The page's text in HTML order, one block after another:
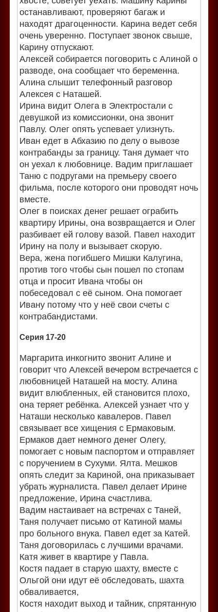
останавливают, проверяют багаж и
находят драгоценности. Карина ведет себя
очень уверенно. Поступает звонок свыше,
Карину отпускают.
Алексей собирается поговорить с Алиной о
разводе, она сообщает что беременна.
Алина слышит телефонный разговор
Алексея с Наташей.
Ирина видит Олега в Электростали с
девушкой из комиссионки, она звонит
Павлу. Олег опять успевает улизнуть.
Иван едет в Абхазию по делу о вывозе
контрабанды за границу. Таня думает что
он уехал к любовнице. Вадим приглашает
Таню с подругами на премьеру своего
фильма, после которого они проводят ночь
вместе.
Олег в поисках денег решает ограбить
квартиру Ирины, она возвращается и Олег
разбивает ей голову вазой. Павел находит
Ирину на полу и вызывает скорую.
Вера, жена погибшего Мишки Калугина,
против того чтобы сын пошел по стопам
отца и просит Ивана чтобы он
побеседовал с её сыном. Она помогает
Ивану потому что у неё свои счеты с
контрабандистами.
Серия 17-20
Маргарита инкогнито звонит Алине и
говорит что Алексей вечером встречается с
любовницей Наташей на мосту. Алина
видит влюбленных, ей становится плохо,
она теряет ребёнка. Алексей узнает что у
Наташи несколько кавалеров. Павел
связывает все хищения с Ермаковым.
Ермаков дает немного денег Олегу,
помогает с новым паспортом и отправляет
с поручением в Сухуми. Ялта. Мешков
опять следит за Кариной, она приказывает
убрать журналиста. Павел делает Ирине
предложение, Ирина счастлива.
Вадим настаивает на встречах с Таней,
Таня получает письмо от Катиной мамы
про больного внука. Павел едет за Катей.
Таня договорилась с лучшими врачами.
Катя живет в квартире у Павла.
Костя падает в старую шахту, вместе с
Ольгой они идут её обследовать, шахта
обваливается,
Костя находит выход и тайник, спрятанную